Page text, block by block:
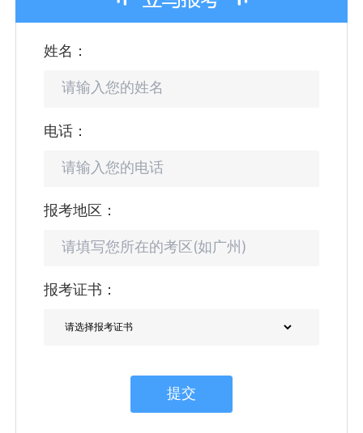
姓名：
电话：
报考地区：
报考证书：
提交